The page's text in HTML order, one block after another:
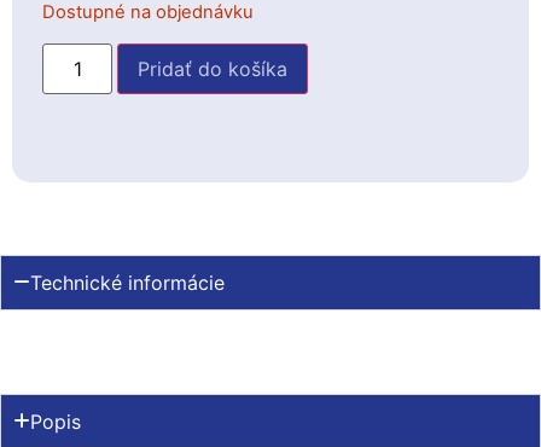
Dostupné na objednávku
Pridať do košíka
Technické informácie
Popis